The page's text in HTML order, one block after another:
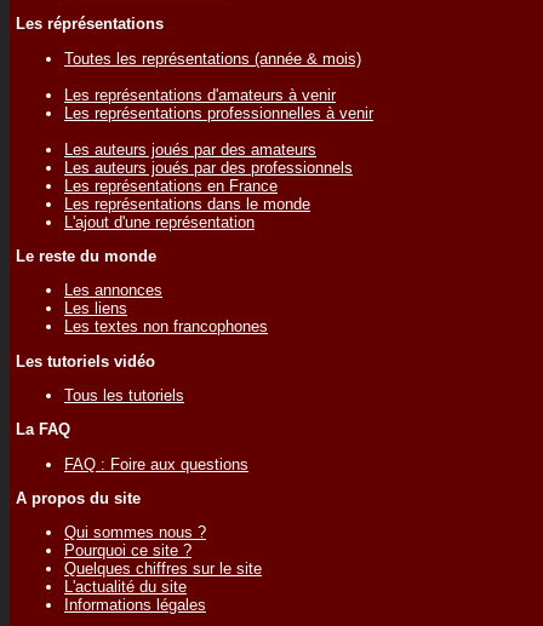
Les réprésentations
Toutes les représentations (année & mois)
Les représentations d'amateurs à venir
Les représentations professionnelles à venir
Les auteurs joués par des amateurs
Les auteurs joués par des professionnels
Les représentations en France
Les représentations dans le monde
L'ajout d'une représentation
Le reste du monde
Les annonces
Les liens
Les textes non francophones
Les tutoriels vidéo
Tous les tutoriels
La FAQ
FAQ : Foire aux questions
A propos du site
Qui sommes nous ?
Pourquoi ce site ?
Quelques chiffres sur le site
L'actualité du site
Informations légales